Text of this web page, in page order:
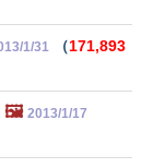
1/31 （171,893
🖼️ 2013/1/17